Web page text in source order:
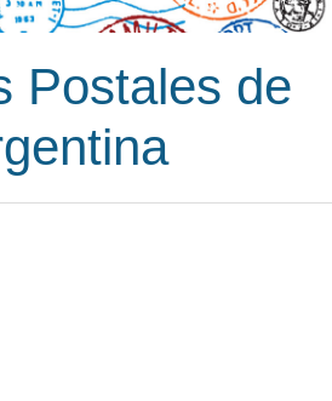
Postales de